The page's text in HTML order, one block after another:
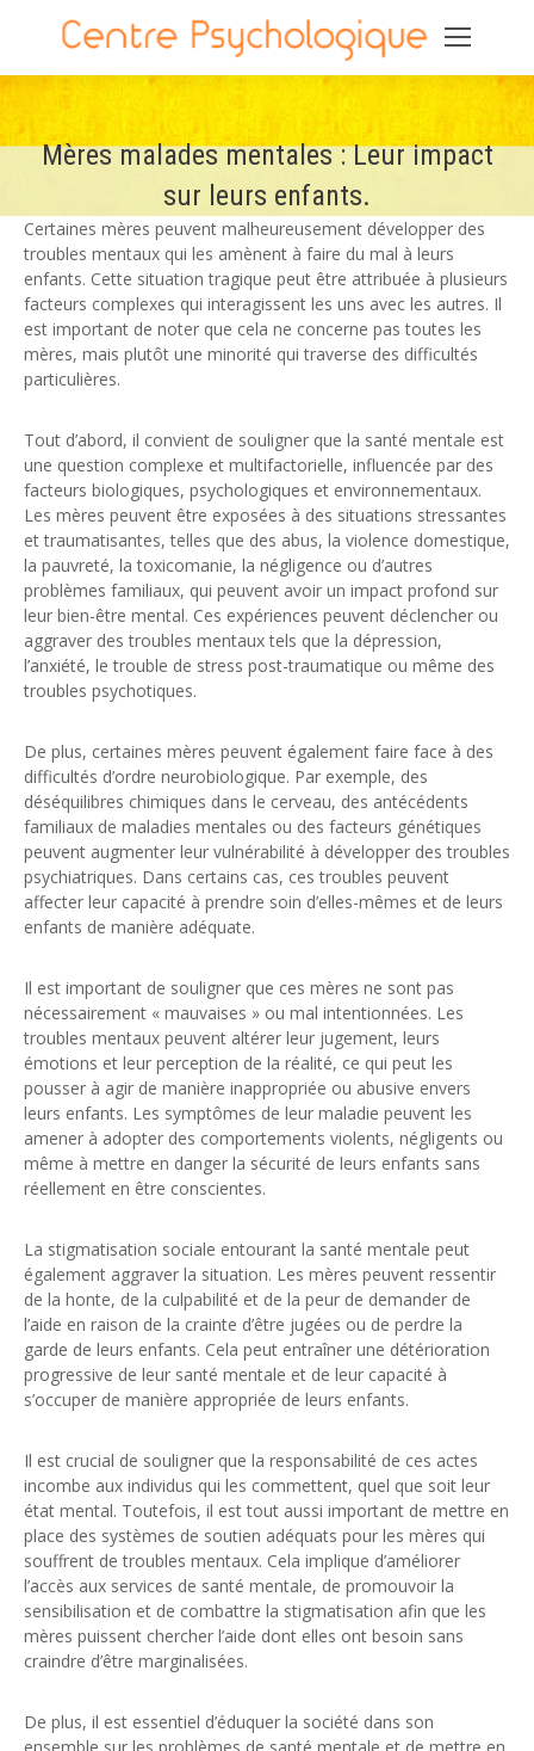
Mères malades mentales : Leur impact
sur leurs enfants.
Certaines mères peuvent malheureusement développer des
troubles mentaux qui les amènent à faire du mal à leurs
enfants. Cette situation tragique peut être attribuée à plusieurs
facteurs complexes qui interagissent les uns avec les autres. Il
est important de noter que cela ne concerne pas toutes les
mères, mais plutôt une minorité qui traverse des difficultés
particulières.
Tout d’abord, il convient de souligner que la santé mentale est
une question complexe et multifactorielle, influencée par des
facteurs biologiques, psychologiques et environnementaux.
Les mères peuvent être exposées à des situations stressantes
et traumatisantes, telles que des abus, la violence domestique,
la pauvreté, la toxicomanie, la négligence ou d’autres
problèmes familiaux, qui peuvent avoir un impact profond sur
leur bien-être mental. Ces expériences peuvent déclencher ou
aggraver des troubles mentaux tels que la dépression,
l’anxiété, le trouble de stress post-traumatique ou même des
troubles psychotiques.
De plus, certaines mères peuvent également faire face à des
difficultés d’ordre neurobiologique. Par exemple, des
déséquilibres chimiques dans le cerveau, des antécédents
familiaux de maladies mentales ou des facteurs génétiques
peuvent augmenter leur vulnérabilité à développer des troubles
psychiatriques. Dans certains cas, ces troubles peuvent
affecter leur capacité à prendre soin d’elles-mêmes et de leurs
enfants de manière adéquate.
Il est important de souligner que ces mères ne sont pas
nécessairement « mauvaises » ou mal intentionnées. Les
troubles mentaux peuvent altérer leur jugement, leurs
émotions et leur perception de la réalité, ce qui peut les
pousser à agir de manière inappropriée ou abusive envers
leurs enfants. Les symptômes de leur maladie peuvent les
amener à adopter des comportements violents, négligents ou
même à mettre en danger la sécurité de leurs enfants sans
réellement en être conscientes.
La stigmatisation sociale entourant la santé mentale peut
également aggraver la situation. Les mères peuvent ressentir
de la honte, de la culpabilité et de la peur de demander de
l’aide en raison de la crainte d’être jugées ou de perdre la
garde de leurs enfants. Cela peut entraîner une détérioration
progressive de leur santé mentale et de leur capacité à
s’occuper de manière appropriée de leurs enfants.
Il est crucial de souligner que la responsabilité de ces actes
incombe aux individus qui les commettent, quel que soit leur
état mental. Toutefois, il est tout aussi important de mettre en
place des systèmes de soutien adéquats pour les mères qui
souffrent de troubles mentaux. Cela implique d’améliorer
l’accès aux services de santé mentale, de promouvoir la
sensibilisation et de combattre la stigmatisation afin que les
mères puissent chercher l’aide dont elles ont besoin sans
craindre d’être marginalisées.
De plus, il est essentiel d’éduquer la société dans son